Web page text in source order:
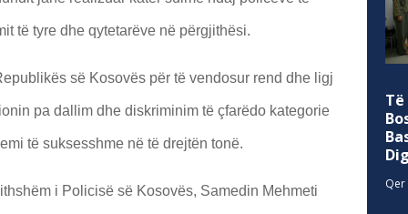
të tyre dhe qytetarëve në përgjithësi.
së Kosovës për të vendosur rend dhe ligj
pa dallim dhe diskriminim të çfarëdo kategorie
të suksesshme në të drejtën tonë.
i Policisë së Kosovës, Samedin Mehmeti Qer